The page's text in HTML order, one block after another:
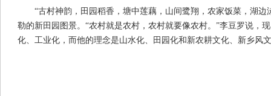
“古村神韵，田园稻香，塘中莲藕，山间鹭翔，农家饭菜，湖边
勒的新田园图景。“农村就是农村，农村就要像农村。”李豆罗说，
化、工业化，而他的理念是山水化、田园化和新农耕文化、新乡风